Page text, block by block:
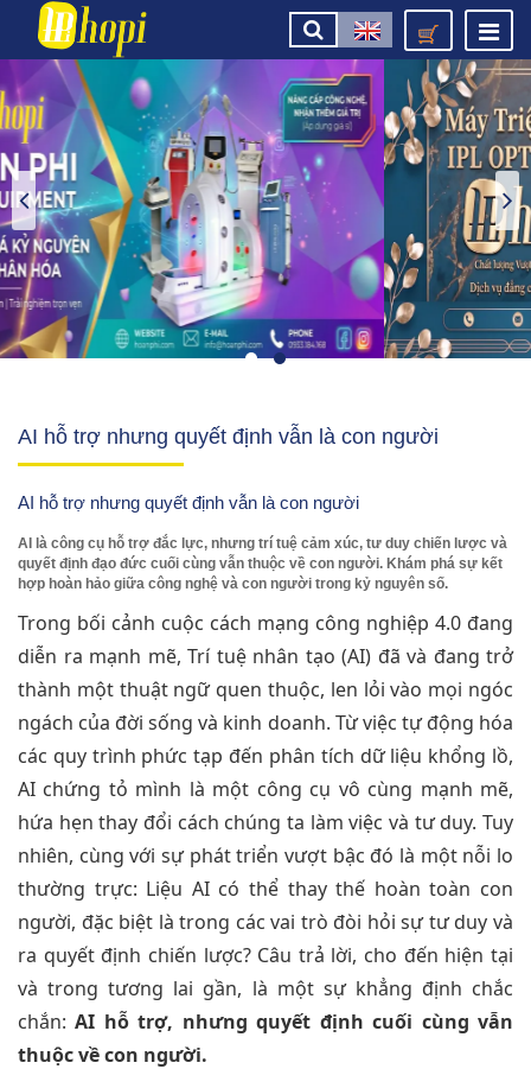
AI hỗ trợ nhưng quyết định vẫn là con người
AI hỗ trợ nhưng quyết định vẫn là con người
AI là công cụ hỗ trợ đắc lực, nhưng trí tuệ cảm xúc, tư duy chiến lược và
quyết định đạo đức cuối cùng vẫn thuộc về con người. Khám phá sự kết
hợp hoàn hảo giữa công nghệ và con người trong kỷ nguyên số.
Trong bối cảnh cuộc cách mạng công nghiệp 4.0 đang
diễn ra mạnh mẽ, Trí tuệ nhân tạo (AI) đã và đang trở
thành một thuật ngữ quen thuộc, len lỏi vào mọi ngóc
ngách của đời sống và kinh doanh. Từ việc tự động hóa
các quy trình phức tạp đến phân tích dữ liệu khổng lồ,
AI chứng tỏ mình là một công cụ vô cùng mạnh mẽ,
hứa hẹn thay đổi cách chúng ta làm việc và tư duy. Tuy
nhiên, cùng với sự phát triển vượt bậc đó là một nỗi lo
thường trực: Liệu AI có thể thay thế hoàn toàn con
người, đặc biệt là trong các vai trò đòi hỏi sự tư duy và
ra quyết định chiến lược? Câu trả lời, cho đến hiện tại
và trong tương lai gần, là một sự khẳng định chắc
chắn:AI hỗ trợ, nhưng quyết định cuối cùng vẫn
thuộc về con người.